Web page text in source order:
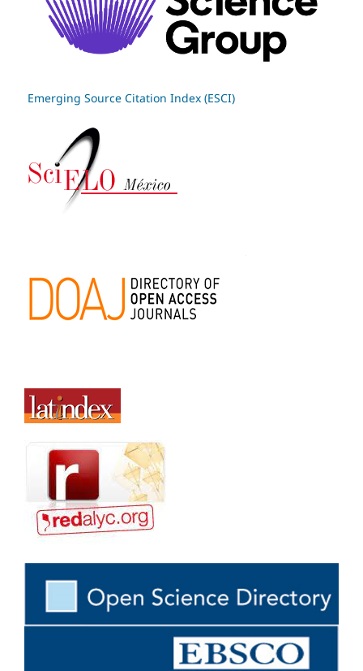
Emerging Source Citation Index (ESCI)